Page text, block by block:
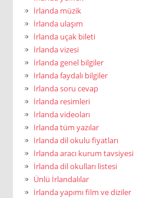
İrlanda müzik
İrlanda ulaşım
İrlanda uçak bileti
İrlanda vizesi
İrlanda genel bilgiler
İrlanda faydalı bilgiler
İrlanda soru cevap
İrlanda resimleri
İrlanda videoları
İrlanda tüm yazılar
İrlanda dil okulu fiyatları
İrlanda aracı kurum tavsiyesi
İrlanda dil okulları listesi
Ünlü İrlandalılar
İrlanda yapımı film ve diziler